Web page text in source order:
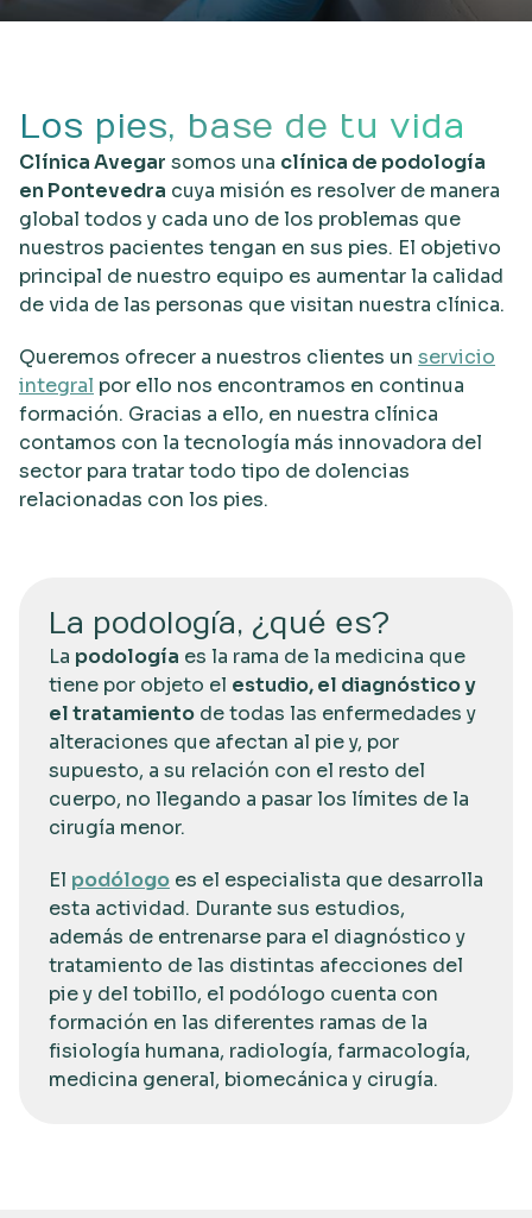
Los pies, base de tu vida
Clínica Avegar somos una clínica de podología
en Pontevedra cuya misión es resolver de manera
global todos y cada uno de los problemas que
nuestros pacientes tengan en sus pies. El objetivo
principal de nuestro equipo es aumentar la calidad
de vida de las personas que visitan nuestra clínica.
Queremos ofrecer a nuestros clientes un servicio
integral por ello nos encontramos en continua
formación. Gracias a ello, en nuestra clínica
contamos con la tecnología más innovadora del
sector para tratar todo tipo de dolencias
relacionadas con los pies.
La podología, ¿qué es?
La podología es la rama de la medicina que
tiene por objeto el estudio, el diagnóstico y
el tratamientode todas las enfermedades y
alteraciones que afectan al pie y, por
supuesto, a su relación con el resto del
cuerpo, no llegando a pasar los límites de la
cirugía menor.
El podólogoes el especialista que desarrolla
esta actividad. Durante sus estudios,
además de entrenarse para el diagnóstico y
tratamiento de las distintas afecciones del
pie y del tobillo, el podólogo cuenta con
formación en las diferentes ramas de la
fisiología humana, radiología, farmacología,
medicina general, biomecánica y cirugía.